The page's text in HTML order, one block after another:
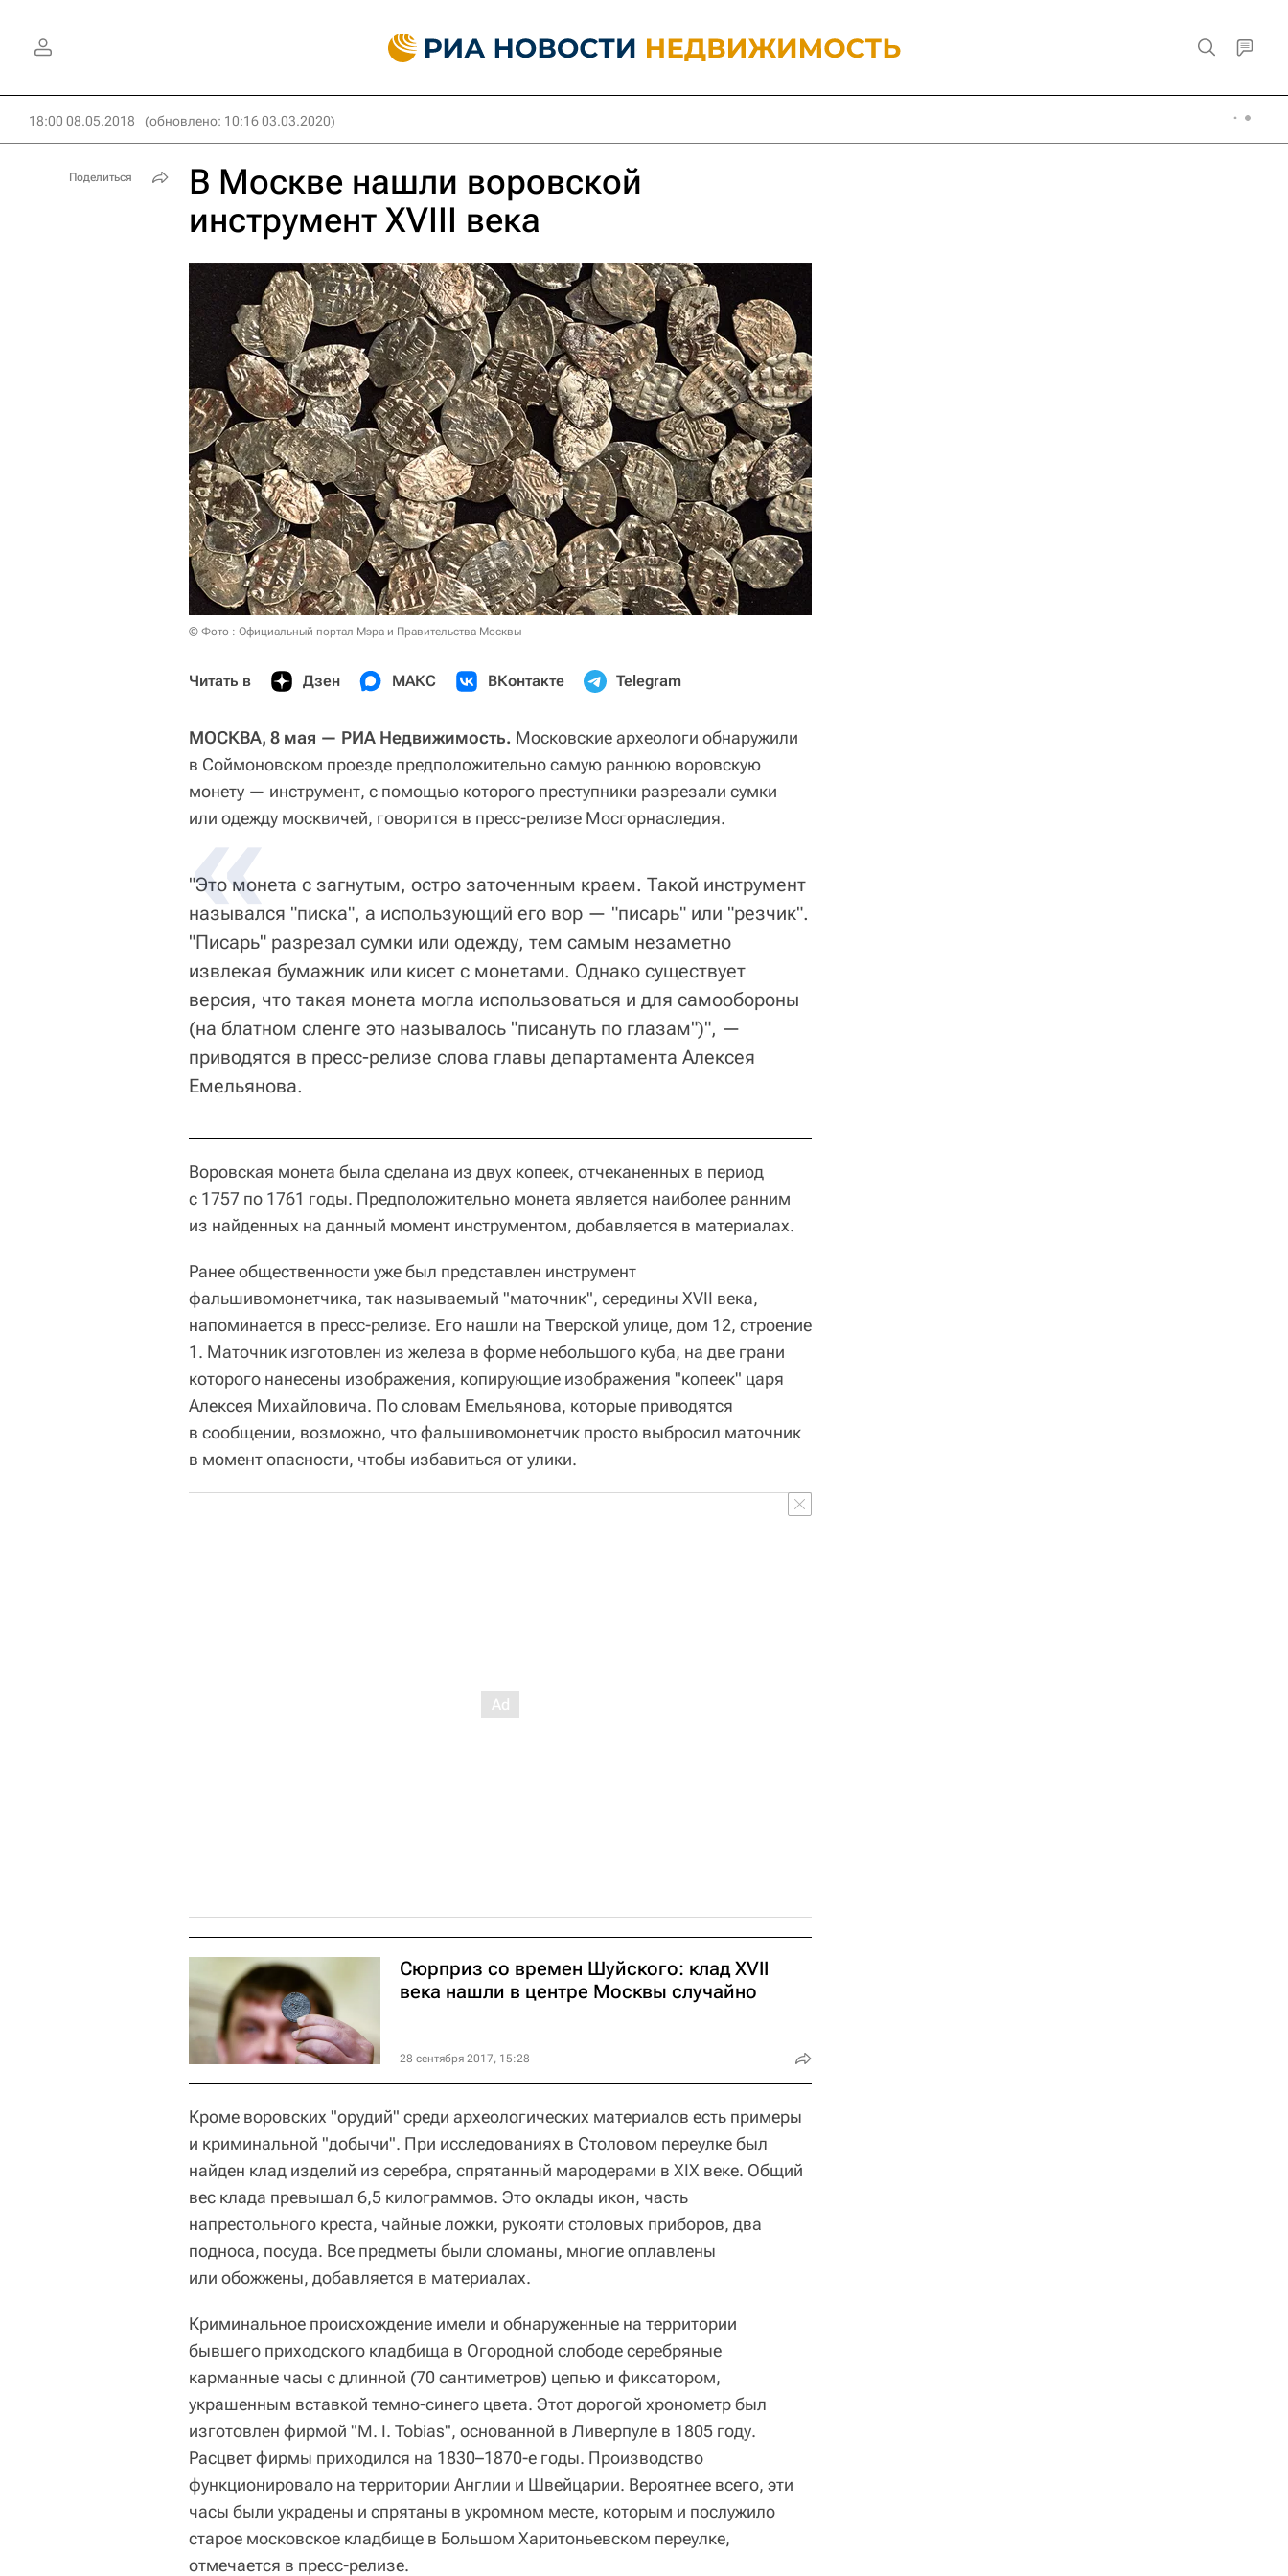
18:00 08.05.2018 (обновлено: 10:16 03.03.2020)
В Москве нашли воровской
инструмент XVIII века
© Фото : Официальный портал Мэра и Правительства Москвы
Читать в Дзен МАКС ВКонтакте Telegram
МОСКВА, 8 мая — РИА Недвижимость. Московские археологи обнаружили
в Соймоновском проезде предположительно самую раннюю воровскую
монету — инструмент, с помощью которого преступники разрезали сумки
или одежду москвичей, говорится в пресс-релизе Мосгорнаследия.
"Это монета с загнутым, остро заточенным краем. Такой инструмент
назывался "писка", а использующий его вор — "писарь" или "резчик".
"Писарь" разрезал сумки или одежду, тем самым незаметно
извлекая бумажник или кисет с монетами. Однако существует
версия, что такая монета могла использоваться и для самообороны
(на блатном сленге это называлось "писануть по глазам")", —
приводятся в пресс-релизе слова главы департамента Алексея
Емельянова.
Воровская монета была сделана из двух копеек, отчеканенных в период
с 1757 по 1761 годы. Предположительно монета является наиболее ранним
из найденных на данный момент инструментом, добавляется в материалах.
Ранее общественности уже был представлен инструмент
фальшивомонетчика, так называемый "маточник", середины XVII века,
напоминается в пресс-релизе. Его нашли на Тверской улице, дом 12, строение
1. Маточник изготовлен из железа в форме небольшого куба, на две грани
которого нанесены изображения, копирующие изображения "копеек" царя
Алексея Михайловича. По словам Емельянова, которые приводятся
в сообщении, возможно, что фальшивомонетчик просто выбросил маточник
в момент опасности, чтобы избавиться от улики.
Сюрприз со времен Шуйского: клад XVII
века нашли в центре Москвы случайно
28 сентября 2017, 15:28
Кроме воровских "орудий" среди археологических материалов есть примеры
и криминальной "добычи". При исследованиях в Столовом переулке был
найден клад изделий из серебра, спрятанный мародерами в XIX веке. Общий
вес клада превышал 6,5 килограммов. Это оклады икон, часть
напрестольного креста, чайные ложки, рукояти столовых приборов, два
подноса, посуда. Все предметы были сломаны, многие оплавлены
или обожжены, добавляется в материалах.
Криминальное происхождение имели и обнаруженные на территории
бывшего приходского кладбища в Огородной слободе серебряные
карманные часы с длинной (70 сантиметров) цепью и фиксатором,
украшенным вставкой темно-синего цвета. Этот дорогой хронометр был
изготовлен фирмой "M. I. Tobias", основанной в Ливерпуле в 1805 году.
Расцвет фирмы приходился на 1830–1870-е годы. Производство
функционировало на территории Англии и Швейцарии. Вероятнее всего, эти
часы были украдены и спрятаны в укромном месте, которым и послужило
старое московское кладбище в Большом Харитоньевском переулке,
отмечается в пресс-релизе.
Поделиться